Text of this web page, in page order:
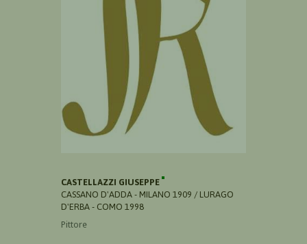
CASTELLAZZI GIUSEPPE
CASSANO D'ADDA - MILANO 1909 / LURAGO
D'ERBA - COMO 1998
Pittore